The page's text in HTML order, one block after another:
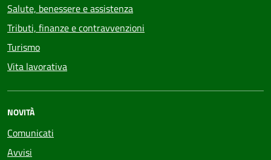
Salute, benessere e assistenza
Tributi, finanze e contravvenzioni
Turismo
Vita lavorativa
NOVITÀ
Comunicati
Avvisi